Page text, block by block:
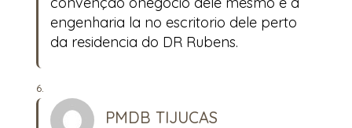
engenharia la no escritorio dele perto
da residencia do DR Rubens.
PMDB TIJUCAS